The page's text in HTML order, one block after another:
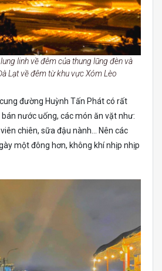
linh về đêm của thung lũng đèn và
Lạt về đêm từ khu vực Xóm Lèo
đường Huỳnh Tấn Phát có rất
nước uống, các món ăn vặt như:
chiên, sữa đậu nành… Nên các
một đông hơn, không khí nhịp nhịp